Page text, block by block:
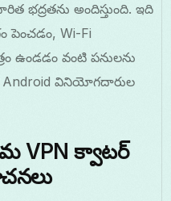
భద్రతను అందిస్తుంది. ఇది
పెంచడం, Wi-Fi
ఉండడం వంటి పనులను
Android వినియోగదారుల
VPN క్వాటర్